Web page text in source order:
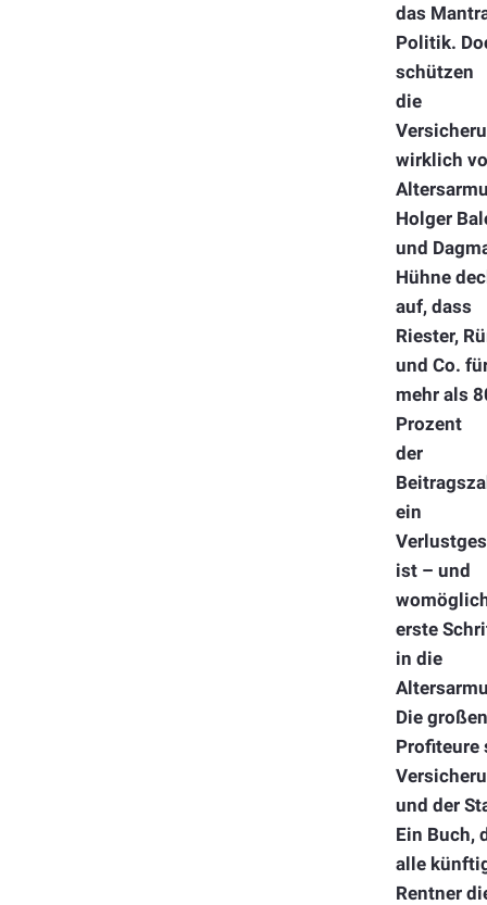
das
Politik.
schützen
die
wirklich
Holger
und
Hühne
auf, dass
Riester,
und Co.
mehr als
Prozent
der
ein
ist – und
erste
in die
Die großen
Profiteure
und der
Ein Buch,
alle
Rentner